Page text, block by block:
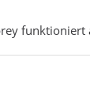
funktioniert